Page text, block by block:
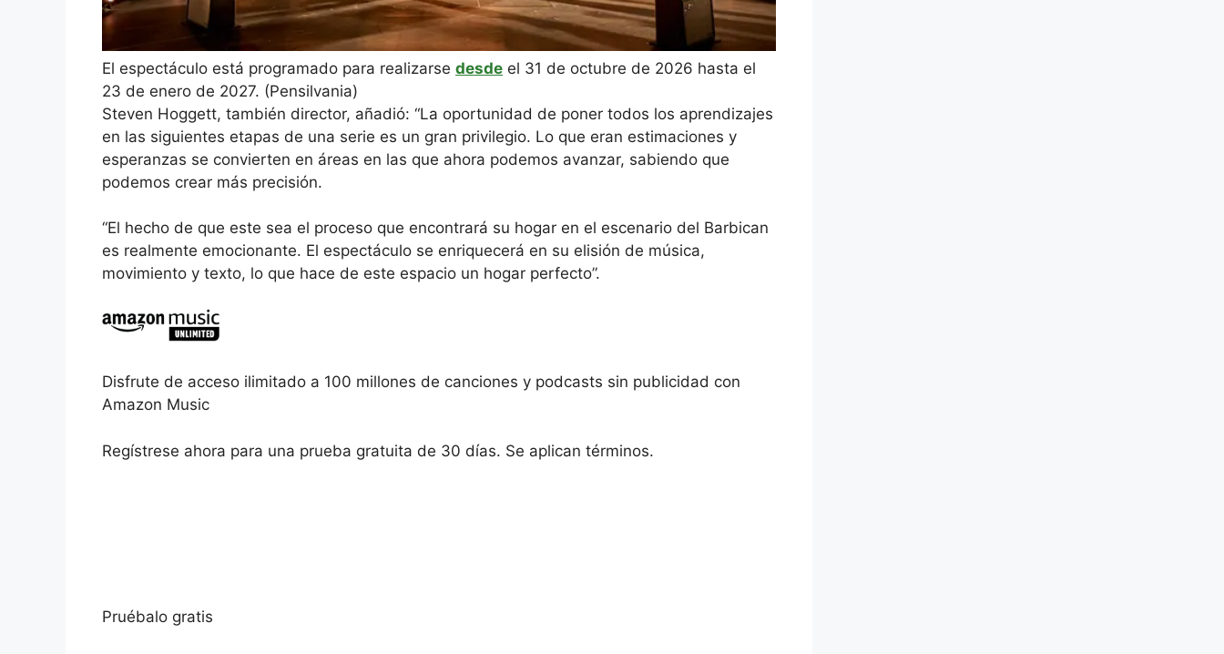
El espectáculo está programado para realizarse desde el 31 de octubre de 2026 hasta el
23 de enero de 2027. (Pensilvania)
Steven Hoggett, también director, añadió: “La oportunidad de poner todos los aprendizajes
en las siguientes etapas de una serie es un gran privilegio. Lo que eran estimaciones y
esperanzas se convierten en áreas en las que ahora podemos avanzar, sabiendo que
podemos crear más precisión.
“El hecho de que este sea el proceso que encontrará su hogar en el escenario del Barbican
es realmente emocionante. El espectáculo se enriquecerá en su elisión de música,
movimiento y texto, lo que hace de este espacio un hogar perfecto”.
Disfrute de acceso ilimitado a 100 millones de canciones y podcasts sin publicidad con
Amazon Music
Regístrese ahora para una prueba gratuita de 30 días. Se aplican términos.
Pruébalo gratis